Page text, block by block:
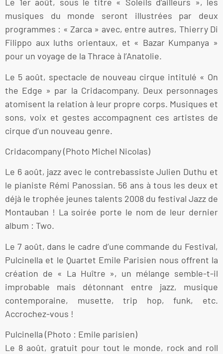
musiques du monde seront illustrées par deux
programmes : « Zarca » avec, entre autres, Thierry Di
Filippo aux luths orientaux, et « Bazar Kumpanya »
pour un voyage de la Thrace à l’Anatolie.
Le 5 août, spectacle de nouveau cirque intitulé « On
the Edge » par la Cridacompany. Deux personnages
atomisent la relation à leur propre corps. Musiques et
sons, voix et gestes accompagnent ces artistes de
cirque d’un nouveau genre.
Cridacompany (Photo Michel Nicolas)
Le 6 août, jazz avec le contrebassiste Julien Duthu et
le pianiste Rémi Panossian. 56 ans à tous les deux et
déjà le trophée jeunes talents 2008 du festival Jazz de
Montauban ! La soirée porte le nom de leur dernier
album : Two.
Le 7 août, dans le cadre d’une commande du Festival,
Pulcinella et le Quartet Emile Parisien nous offrent la
création de « La Huître », un mélange semble-t-il
improbable mais détonnant entre jazz, musique
contemporaine, musette, trip hop, funk, etc.
Accrochez-vous !
Pulcinella (Photo : Emile parisien)
Le 8 août, gratuit pour tout le monde, rock and roll